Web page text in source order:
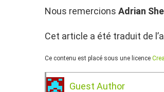
Nous remercions Adrian
Cet article a été traduit de
Ce contenu est placé sous une licence
Guest Author